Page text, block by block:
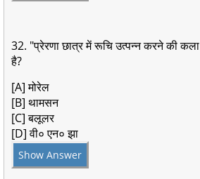
32. "प्रेरणा छात्र में रूचि उत्पन्न करने की
है?
[A] मोरेल
[B] थामसन
[C] बलूलर
[D] वी० एन० झा
Show Answer